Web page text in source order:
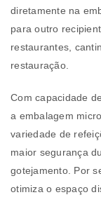
diretamente na
para outro
restaurantes,
restauração.
Com capacidade
a embalagem
variedade de
maior segurança
gotejamento. Por
otimiza o espaço